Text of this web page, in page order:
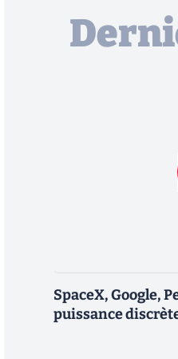
SpaceX, Google,
puissance